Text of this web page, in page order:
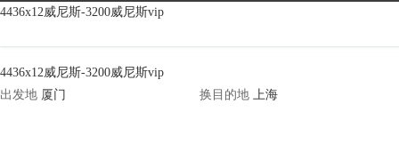
河北旅游天气|河北旅游天气预报查
4436x12威尼斯-3200威尼斯vip
4436x12威尼斯-3200威尼斯vip
出发地
换 目的地